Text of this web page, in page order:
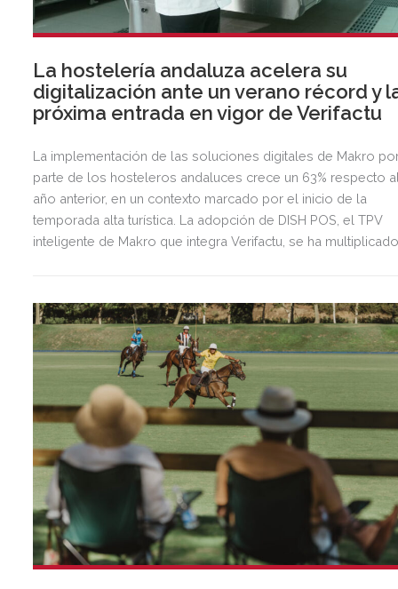
La hostelería andaluza acelera su
digitalización ante un verano récord y
próxima entrada en vigor de Verifactu
La implementación de las soluciones digitales de Makro
parte de los hosteleros andaluces crece un 63% respecto
año anterior, en un contexto marcado por el inicio de la
temporada alta turística. La adopción de DISH POS, el TPV
inteligente de Makro que integra Verifactu, se ha